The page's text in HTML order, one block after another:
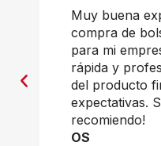
Muy buena
compra de
para mi
rápida y
del producto
expectativas.
recomiendo!
OS